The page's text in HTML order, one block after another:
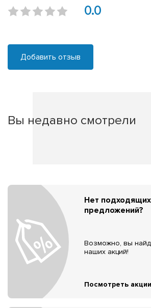
0.0
Добавить отзыв
Вы недавно смотрели
Нет подходящих
предложений?
Возможно, вы
наших акций!
Посмотреть акции